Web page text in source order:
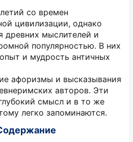
со времен
цивилизации, однако
древних мыслителей и
популярностью. В них
и мудрость античных
афоризмы и высказывания
авторов. Эти
смысл и в то же
легко запоминаются.